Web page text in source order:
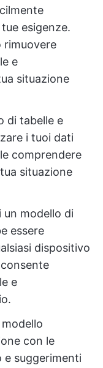
esigenze.
rimuovere
e
situazione
di tabelle e
i tuoi dati
comprendere
situazione
modello di
essere
dispositivo
e
modello
con le
e suggerimenti